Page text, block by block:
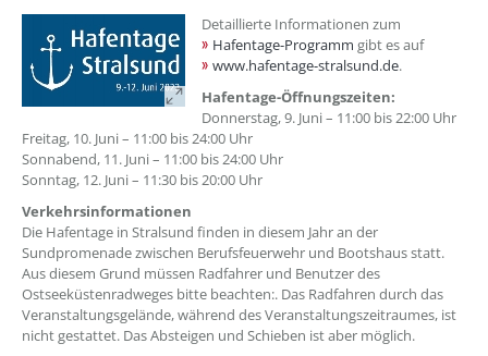
??? absaetzeOben[1]/titel ???
Detaillierte Informationen zum
Hafentage-Programm gibt es auf
www.hafentage-stralsund.de.
Hafentage-Öffnungszeiten:
Donnerstag, 9. Juni – 11:00 bis 22:00 Uhr
Freitag, 10. Juni – 11:00 bis 24:00 Uhr
Sonnabend, 11. Juni – 11:00 bis 24:00 Uhr
Sonntag, 12. Juni – 11:30 bis 20:00 Uhr
Verkehrsinformationen
Die Hafentage in Stralsund finden in diesem Jahr an der
Sundpromenade zwischen Berufsfeuerwehr und Bootshaus statt.
Aus diesem Grund müssen Radfahrer und Benutzer des
Ostseeküstenradweges bitte beachten:. Das Radfahren durch das
Veranstaltungsgelände, während des Veranstaltungszeitraumes, ist
nicht gestattet. Das Absteigen und Schieben ist aber möglich.